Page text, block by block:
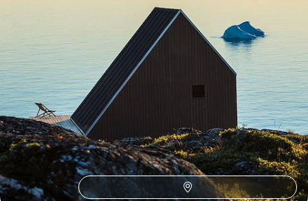
Idées associées
Arctique Glacier Eqi
Baie de Disko
Ilulissat
Iceberg Inuit Observation Animaux
UNESCO
Terres polaires
Soleil de minuit
Reykjavik
Raquettes
Motoneige Insolite
Hebergement insolite
Aurore boreale
Copenhague Château de Christiansborg